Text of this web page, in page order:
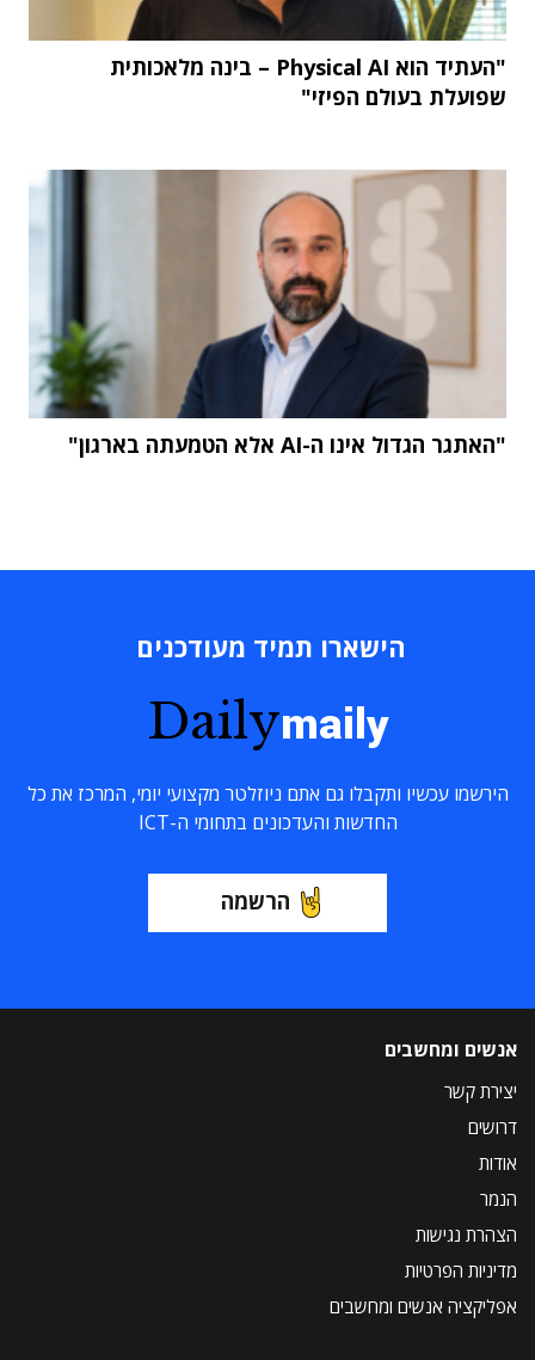
"העתיד הוא Physical AI – בינה מלאכותית
שפועלת בעולם הפיזי"
"האתגר הגדול אינו ה-AI אלא הטמעתה בארגון"
הישארו תמיד מעודכנים
Dailymaily
הירשמו עכשיו ותקבלו גם אתם ניוזלטר מקצועי יומי, המרכז את כל
החדשות והעדכונים בתחומי ה-ICT
הרשמה
אנשים ומחשבים
יצירת קשר
דרושים
אודות
הנמר
הצהרת נגישות
מדיניות הפרטיות
אפליקציה אנשים ומחשבים